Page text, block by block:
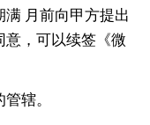
月前向甲方提出
意，可以续签《微
辖。